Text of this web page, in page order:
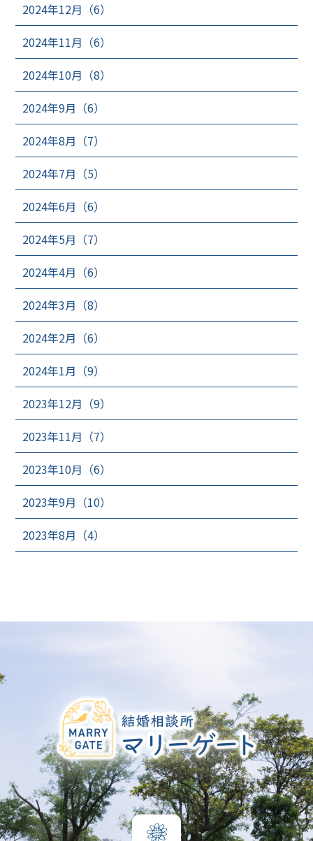
2024年12月（6）
2024年11月（6）
2024年10月（8）
2024年9月（6）
2024年8月（7）
2024年7月（5）
2024年6月（6）
2024年5月（7）
2024年4月（6）
2024年3月（8）
2024年2月（6）
2024年1月（9）
2023年12月（9）
2023年11月（7）
2023年10月（6）
2023年9月（10）
2023年8月（4）